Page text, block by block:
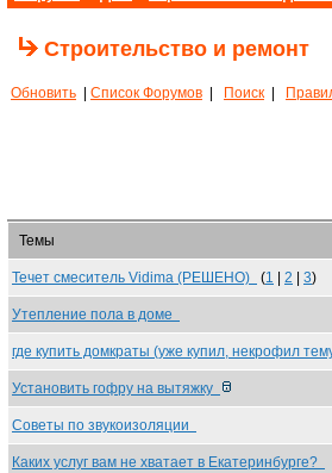
Строительство и ремонт
Обновить Список Форумов Поиск
Темы
Течет смеситель Vidima (РЕШЕНО) (1 2 3)
Утепление пола в доме
где купить домкраты (уже купил, некрофил
Установить гофру на вытяжку
Советы по звукоизоляции
Каких услуг вам не хватает в Екатеринбурге?